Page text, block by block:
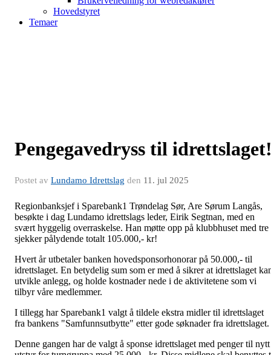
Hovedstyret
Temaer
Pengegavedryss til
Postet av Lundamo Idrettslag den 11. jul 2025
Regionbanksjef i Sparebank1 Trøndelag Sør, Are Sørum Langås,
besøkte i dag Lundamo idrettslags leder, Eirik Segtnan, med en
svært hyggelig overraskelse. Han møtte opp på klubbhuset med tre
sjekker pålydende totalt 105.000,- kr!
Hvert år utbetaler banken hovedsponsorhonorar på 50.000,- til
idrettslaget. En betydelig sum som er med å sikrer at idrettslaget
utvikle anlegg, og holde kostnader nede i de aktivitetene som vi
tilbyr våre medlemmer.
I tillegg har Sparebank1 valgt å tildele ekstra midler til idrettslaget
fra bankens "Samfunnsutbytte" etter gode søknader fra idrettslaget.
Denne gangen har de valgt å sponse idrettslaget med penger til nytt